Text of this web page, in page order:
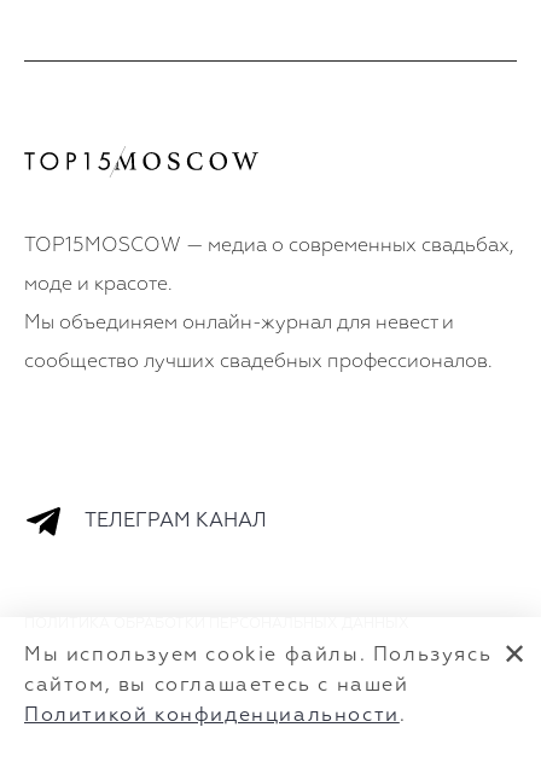
TOP15MOSCOW — медиа о современных свадьбах,
моде и красоте.
Мы объединяем онлайн-журнал для невест и
сообщество лучших свадебных профессионалов.
ТЕЛЕГРАМ КАНАЛ
Мы используем cookie файлы. Пользуясь
сайтом, вы соглашаетесь с нашей
Политикой конфиденциальности .
✕